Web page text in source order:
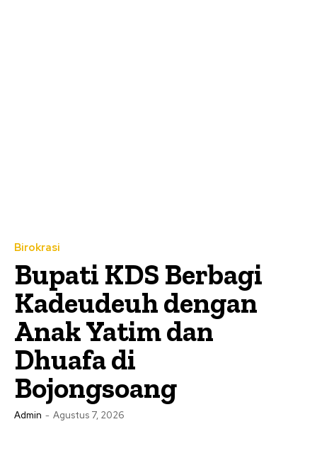
Birokrasi
Bupati KDS Berbagi
Kadeudeuh dengan
Anak Yatim dan
Dhuafa di
Bojongsoang
Admin - Agustus 7, 2026